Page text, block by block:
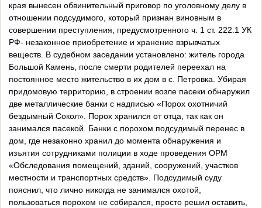
края вынесен обвинительный приговор по уголовному делу в
отношении подсудимого, который признан виновным в
совершении преступления, предусмотренного ч. 1 ст. 222.1 УК
РФ- незаконное приобретение и хранение взрывчатых
веществ. В судебном заседании установлено: житель города
Большой Камень, после смерти родителей переехал на
постоянное место жительство в их дом в с. Петровка. Убирая
придомовую территорию, в строении возле пасеки обнаружил
две металлические банки с надписью «Порох охотничий
бездымный Сокол». Порох хранился от отца, так как он
занимался пасекой. Банки с порохом подсудимый перенес в
дом, где незаконно хранил до момента обнаружения и
изъятия сотрудниками полиции в ходе проведения ОРМ
«Обследования помещений, зданий, сооружений, участков
местности и транспортных средств». Подсудимый суду
пояснил, что лично никогда не занимался охотой,
пользоваться порохом не собирался, просто решил оставить,